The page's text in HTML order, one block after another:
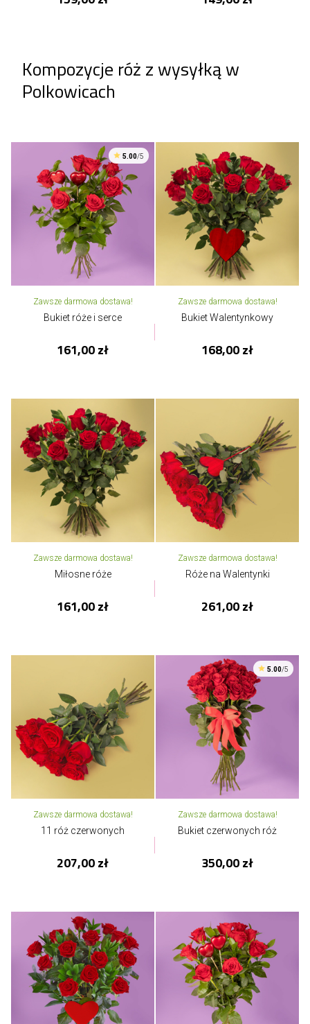
Kompozycje róż z wysyłką w
Polkowicach
5.00/5
Zawsze darmowa dostawa!
Bukiet róże i serce
161,00 zł
Zawsze darmowa dostawa!
Bukiet Walentynkowy
168,00 zł
Zawsze darmowa dostawa!
Miłosne róże
161,00 zł
Zawsze darmowa dostawa!
Róże na Walentynki
261,00 zł
Zawsze darmowa dostawa!
11 róż czerwonych
207,00 zł
5.00/5
Zawsze darmowa dostawa!
Bukiet czerwonych róż
350,00 zł